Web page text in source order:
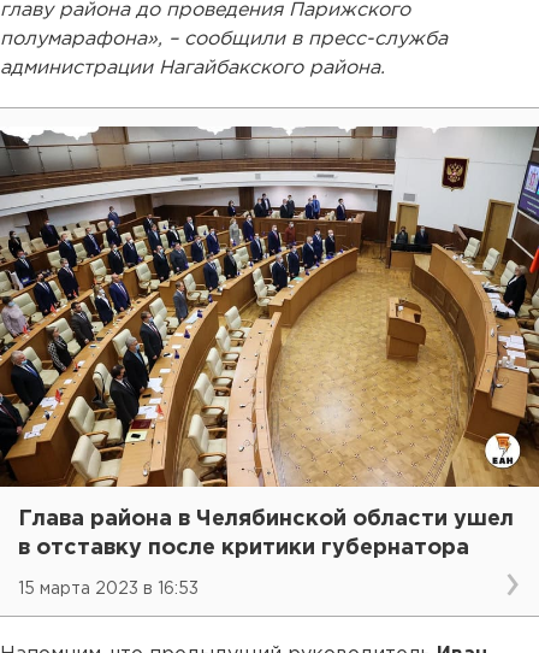
главу района до проведения Парижского
полумарафона», – сообщили в пресс-служба
администрации Нагайбакского района.
Глава района в Челябинской области ушел
в отставку после критики губернатора
15 марта 2023 в 16:53